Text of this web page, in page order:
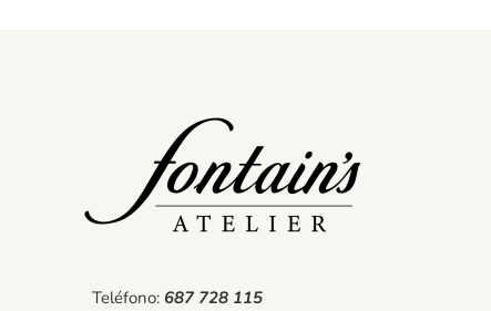
Teléfono: 687 728 115